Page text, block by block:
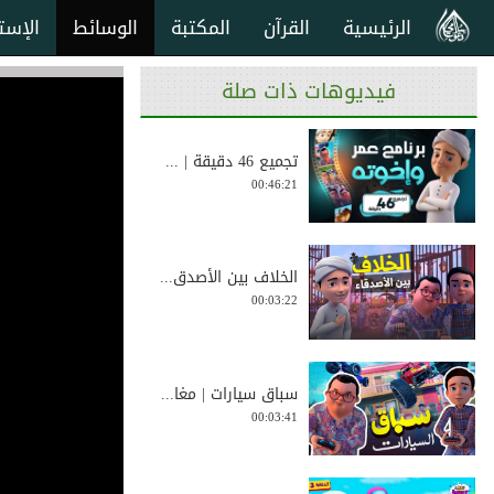
الوسائط المكتبة القرآن الرئيسية
فيديوهات ذات صلة
تجميع 46 دقيقة | ...
00:46:21
الخلاف بين الأصدق...
00:03:22
سباق سيارات | مغا...
00:03:41